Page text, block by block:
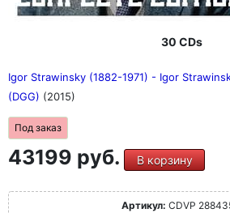
30 CDs
Igor Strawinsky (1882-1971) - Igor
(DGG) (2015)
Под заказ
43199 руб. В корзину
Артикул: CDVP